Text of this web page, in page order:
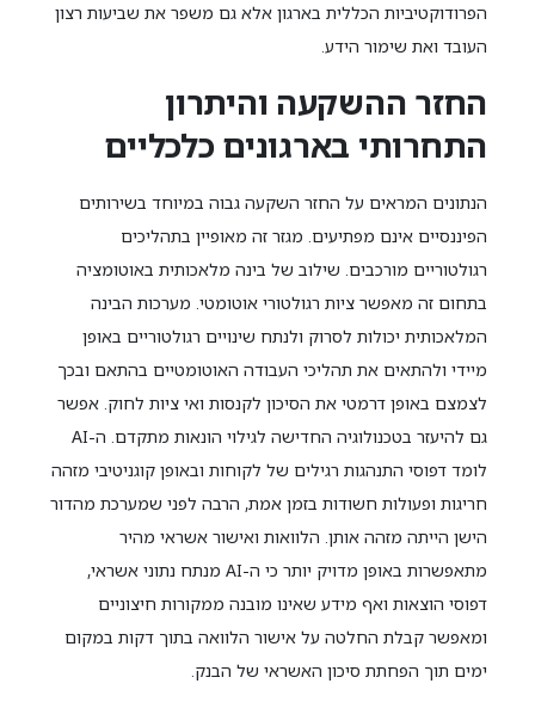
הפרודוקטיביות הכללית בארגון אלא גם משפר את שביעות רצון
העובד ואת שימור הידע.
החזר ההשקעה והיתרון
התחרותי בארגונים כלכליים
הנתונים המראים על החזר השקעה גבוה במיוחד בשירותים
הפיננסיים אינם מפתיעים. מגזר זה מאופיין בתהליכים
רגולטוריים מורכבים. שילוב של בינה מלאכותית באוטומציה
בתחום זה מאפשר ציות רגולטורי אוטומטי. מערכות הבינה
המלאכותית יכולות לסרוק ולנתח שינויים רגולטוריים באופן
מיידי ולהתאים את תהליכי העבודה האוטומטיים בהתאם ובכך
לצמצם באופן דרמטי את הסיכון לקנסות ואי ציות לחוק. אפשר
גם להיעזר בטכנולוגיה החדישה לגילוי הונאות מתקדם. ה-AI
לומד דפוסי התנהגות רגילים של לקוחות ובאופן קוגניטיבי מזהה
חריגות ופעולות חשודות בזמן אמת, הרבה לפני שמערכת מהדור
הישן הייתה מזהה אותן. הלוואות ואישור אשראי מהיר
מתאפשרות באופן מדויק יותר כי ה-AI מנתח נתוני אשראי,
דפוסי הוצאות ואף מידע שאינו מובנה ממקורות חיצוניים
ומאפשר קבלת החלטה על אישור הלוואה בתוך דקות במקום
ימים תוך הפחתת סיכון האשראי של הבנק.